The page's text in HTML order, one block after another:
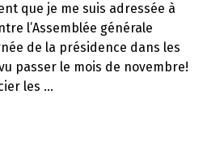
que je me suis adressée à
l’Assemblée générale
de la présidence dans les
passer le mois de novembre!
les ...